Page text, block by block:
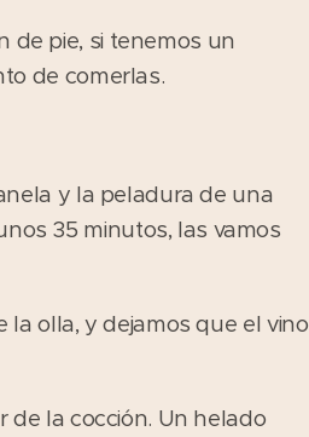
de pie, si tenemos un
de comerlas.
y la peladura de una
35 minutos, las vamos
la olla, y dejamos que el vino
de la cocción. Un helado